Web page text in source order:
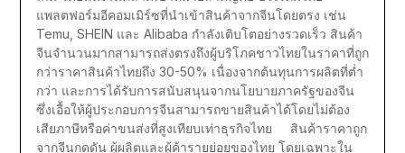
แพลตฟอร์มอีคอมเมิร์ซที่นำเข้าสินค้าจากจีนโดยตรง เช่น
Temu, SHEIN และ Alibaba กำลังเติบโตอย่างรวดเร็ว สินค้า
จีนจำนวนมากสามารถส่งตรงถึงผู้บริโภคชาวไทยในราคาที่ถูก
กว่าราคาสินค้าไทยถึง 30-50% เนื่องจากต้นทุนการผลิตที่ต่ำ
กว่า และการได้รับการสนับสนุนจากนโยบายภาครัฐของจีน
ซึ่งเอื้อให้ผู้ประกอบการจีนสามารถขายสินค้าได้โดยไม่ต้อง
เสียภาษีหรือค่าขนส่งที่สูงเทียบเท่าธุรกิจไทย สินค้าราคาถูก
จากจีนกดดัน ผู้ผลิตและผู้ค้ารายย่อยของไทย โดยเฉพาะใน